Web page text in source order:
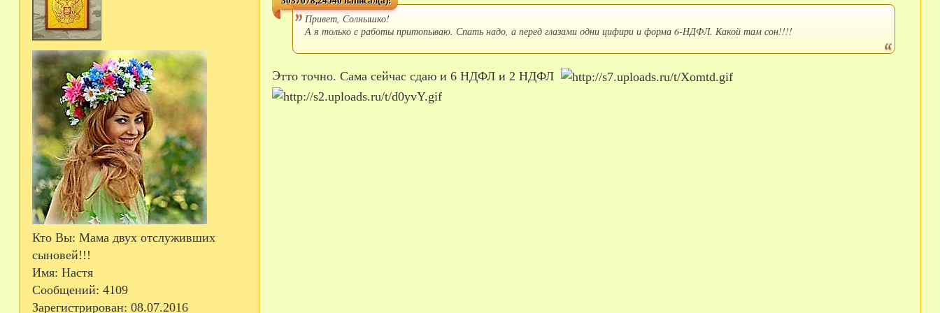
Кто Вы: Мама двух отслуживших
сыновей!!!
Имя: Настя
Сообщений: 4109
Зарегистрирован: 08.07.2016
Привет, Солнышко!
А я только с работы притопываю. Спать надо, а перед глазами одни цифири и форма 6-НДФЛ. Какой там сон!!!!
Этто точно. Сама сейчас сдаю и 6 НДФЛ и 2 НДФЛ